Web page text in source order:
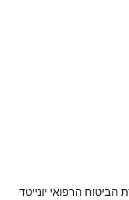
הרפואי יונייטד